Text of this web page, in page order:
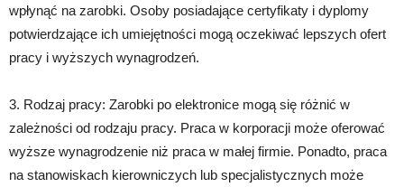
wpłynąć na zarobki. Osoby posiadające certyfikaty i dyplomy
potwierdzające ich umiejętności mogą oczekiwać lepszych ofert
pracy i wyższych wynagrodzeń.
3. Rodzaj pracy: Zarobki po elektronice mogą się różnić w
zależności od rodzaju pracy. Praca w korporacji może oferować
wyższe wynagrodzenie niż praca w małej firmie. Ponadto, praca
na stanowiskach kierowniczych lub specjalistycznych może